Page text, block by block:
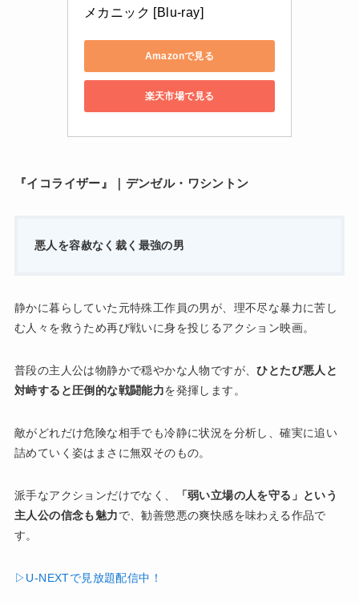
メカニック [Blu-ray]
Amazonで見る
楽天市場で見る
『イコライザー』｜デンゼル・ワシントン
悪人を容赦なく裁く最強の男
静かに暮らしていた元特殊工作員の男が、理不尽な暴力に苦し
む人々を救うため再び戦いに身を投じるアクション映画。
普段の主人公は物静かで穏やかな人物ですが、ひとたび悪人と
対峙すると圧倒的な戦闘能力を発揮します。
敵がどれだけ危険な相手でも冷静に状況を分析し、確実に追い
詰めていく姿はまさに無双そのもの。
派手なアクションだけでなく、
「弱い立場の人を守る」という
主人公の信念も魅力で、勧善懲悪の爽快感を味わえる作品で
す。
▷U-NEXTで見放題配信中！